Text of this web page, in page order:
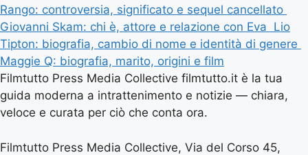
Rango: controversia, significato e sequel cancellato
Giovanni Skam: chi è, attore e relazione con Eva Lio
Tipton: biografia, cambio di nome e identità di genere
Maggie Q: biografia, marito, origini e film
Filmtutto Press Media Collective filmtutto.it è la tua
guida moderna a intrattenimento e notizie — chiara,
veloce e curata per ciò che conta ora.
Filmtutto Press Media Collective, Via del Corso 45,